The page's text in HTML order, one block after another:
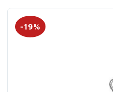
-19%